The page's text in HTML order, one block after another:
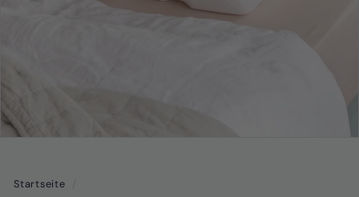
Startseite